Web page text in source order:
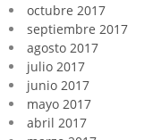
octubre 2017
septiembre 2017
agosto 2017
julio 2017
junio 2017
mayo 2017
abril 2017